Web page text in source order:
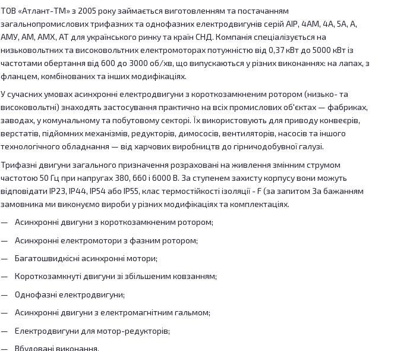
ТОВ «Атлант-ТМ» з 2005 року займається виготовленням та постачанням
загальнопромислових трифазних та однофазних електродвигунів серій АІР, 4АМ, 4А, 5А, А,
АМУ, АМ, АМХ, АТ для українського ринку та країн СНД. Компанія спеціалізується на
низьковольтних та високовольтних електромоторах потужністю від 0,37 кВт до 5000 кВт із
частотами обертання від 600 до 3000 об/хв, що випускаються у різних виконаннях: на лапах, з
фланцем, комбінованих та інших модифікаціях.
У сучасних умовах асинхронні електродвигуни з короткозамкненим ротором (низько- та
високовольтні) знаходять застосування практично на всіх промислових об'єктах — фабриках,
заводах, у комунальному та побутовому секторі. Їх використовують для приводу конвеєрів,
верстатів, підйомних механізмів, редукторів, димососів, вентиляторів, насосів та іншого
технологічного обладнання — від харчових виробництв до гірничодобувної галузі.
Трифазні двигуни загального призначення розраховані на живлення змінним струмом
частотою 50 Гц при напругах 380, 660 і 6000 В. За ступенем захисту корпусу вони можуть
відповідати IP23, IP44, IP54 або IP55, клас термостійкості ізоляції - F (за запитом За бажанням
замовника ми виконуємо вироби у різних модифікаціях та комплектаціях.
Асинхронні двигуни з короткозамкненим ротором;
Асинхронні електромотори з фазним ротором;
Багатошвидкісні асинхронні мотори;
Короткозамкнуті двигуни зі збільшеним ковзанням;
Однофазні електродвигуни;
Асинхронні двигуни з електромагнітним гальмом;
Електродвигуни для мотор-редукторів;
Вбудовані виконання.